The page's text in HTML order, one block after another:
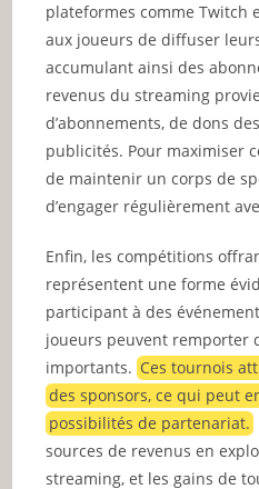
plateformes comme Twitch
aux joueurs de diffuser
accumulant ainsi des
revenus du streaming
d’abonnements, de dons
publicités. Pour maximiser
de maintenir un corps de
d’engager régulièrement
Enfin, les compétitions
représentent une forme
participant à des
joueurs peuvent remporter
importants.Ces tournois
des sponsors, ce qui peut
possibilités de partenariat.
sources de revenus en
streaming, et les gains de